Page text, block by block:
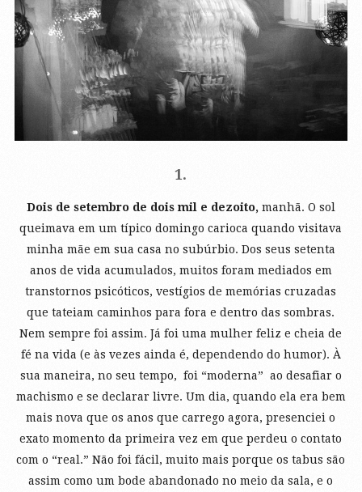
1.
Dois de setembro de dois mil e dezoito, manhã. O sol
queimava em um típico domingo carioca quando visitava
minha mãe em sua casa no subúrbio. Dos seus setenta
anos de vida acumulados, muitos foram mediados em
transtornos psicóticos, vestígios de memórias cruzadas
que tateiam caminhos para fora e dentro das sombras.
Nem sempre foi assim. Já foi uma mulher feliz e cheia de
fé na vida (e às vezes ainda é, dependendo do humor). À
sua maneira, no seu tempo, foi “moderna” ao desafiar o
machismo e se declarar livre. Um dia, quando ela era bem
mais nova que os anos que carrego agora, presenciei o
exato momento da primeira vez em que perdeu o contato
com o “real.” Não foi fácil, muito mais porque os tabus são
assim como um bode abandonado no meio da sala, e o